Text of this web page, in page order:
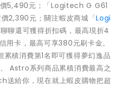
5,490元；「Logitech G G61
2,390元；關注蝦皮商城「Logi
聊還可獲得折扣碼，最高現折4
用卡，最高可享380元刷卡金。
積消費第1名即可獲得夢幻逸品
Astro系列商品累積消費最高之
給你，現在就上蝦皮購物把超